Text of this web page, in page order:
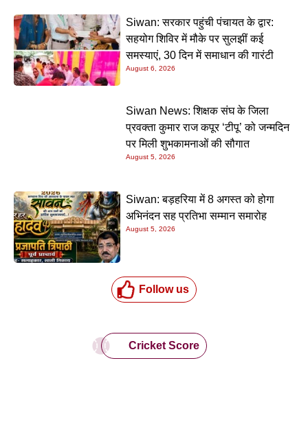
Siwan: सरकार पहुंची पंचायत के द्वार:
सहयोग शिविर में मौके पर सुलझीं कई
समस्याएं, 30 दिन में समाधान की गारंटी
August 6, 2026
Siwan News: शिक्षक संघ के जिला
प्रवक्ता कुमार राज कपूर ‘टीपू’ को जन्मदिन
पर मिली शुभकामनाओं की सौगात
August 5, 2026
Siwan: बड़हरिया में 8 अगस्त को होगा
अभिनंदन सह प्रतिभा सम्मान समारोह
August 5, 2026
Follow us
Cricket Score